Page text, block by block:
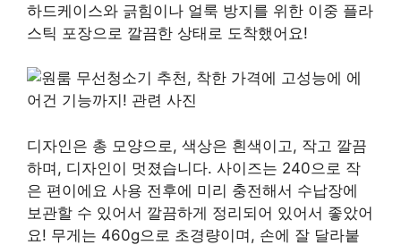
하드케이스와 긁힘이나 얼룩 방지를 위한 이중 플라
스틱 포장으로 깔끔한 상태로 도착했어요!
디자인은 총 모양으로, 색상은 흰색이고, 작고 깔끔
하며, 디자인이 멋졌습니다. 사이즈는 240으로 작
은 편이에요 사용 전후에 미리 충전해서 수납장에
보관할 수 있어서 깔끔하게 정리되어 있어서 좋았어
요! 무게는 460g으로 초경량이며, 손에 잘 달라붙